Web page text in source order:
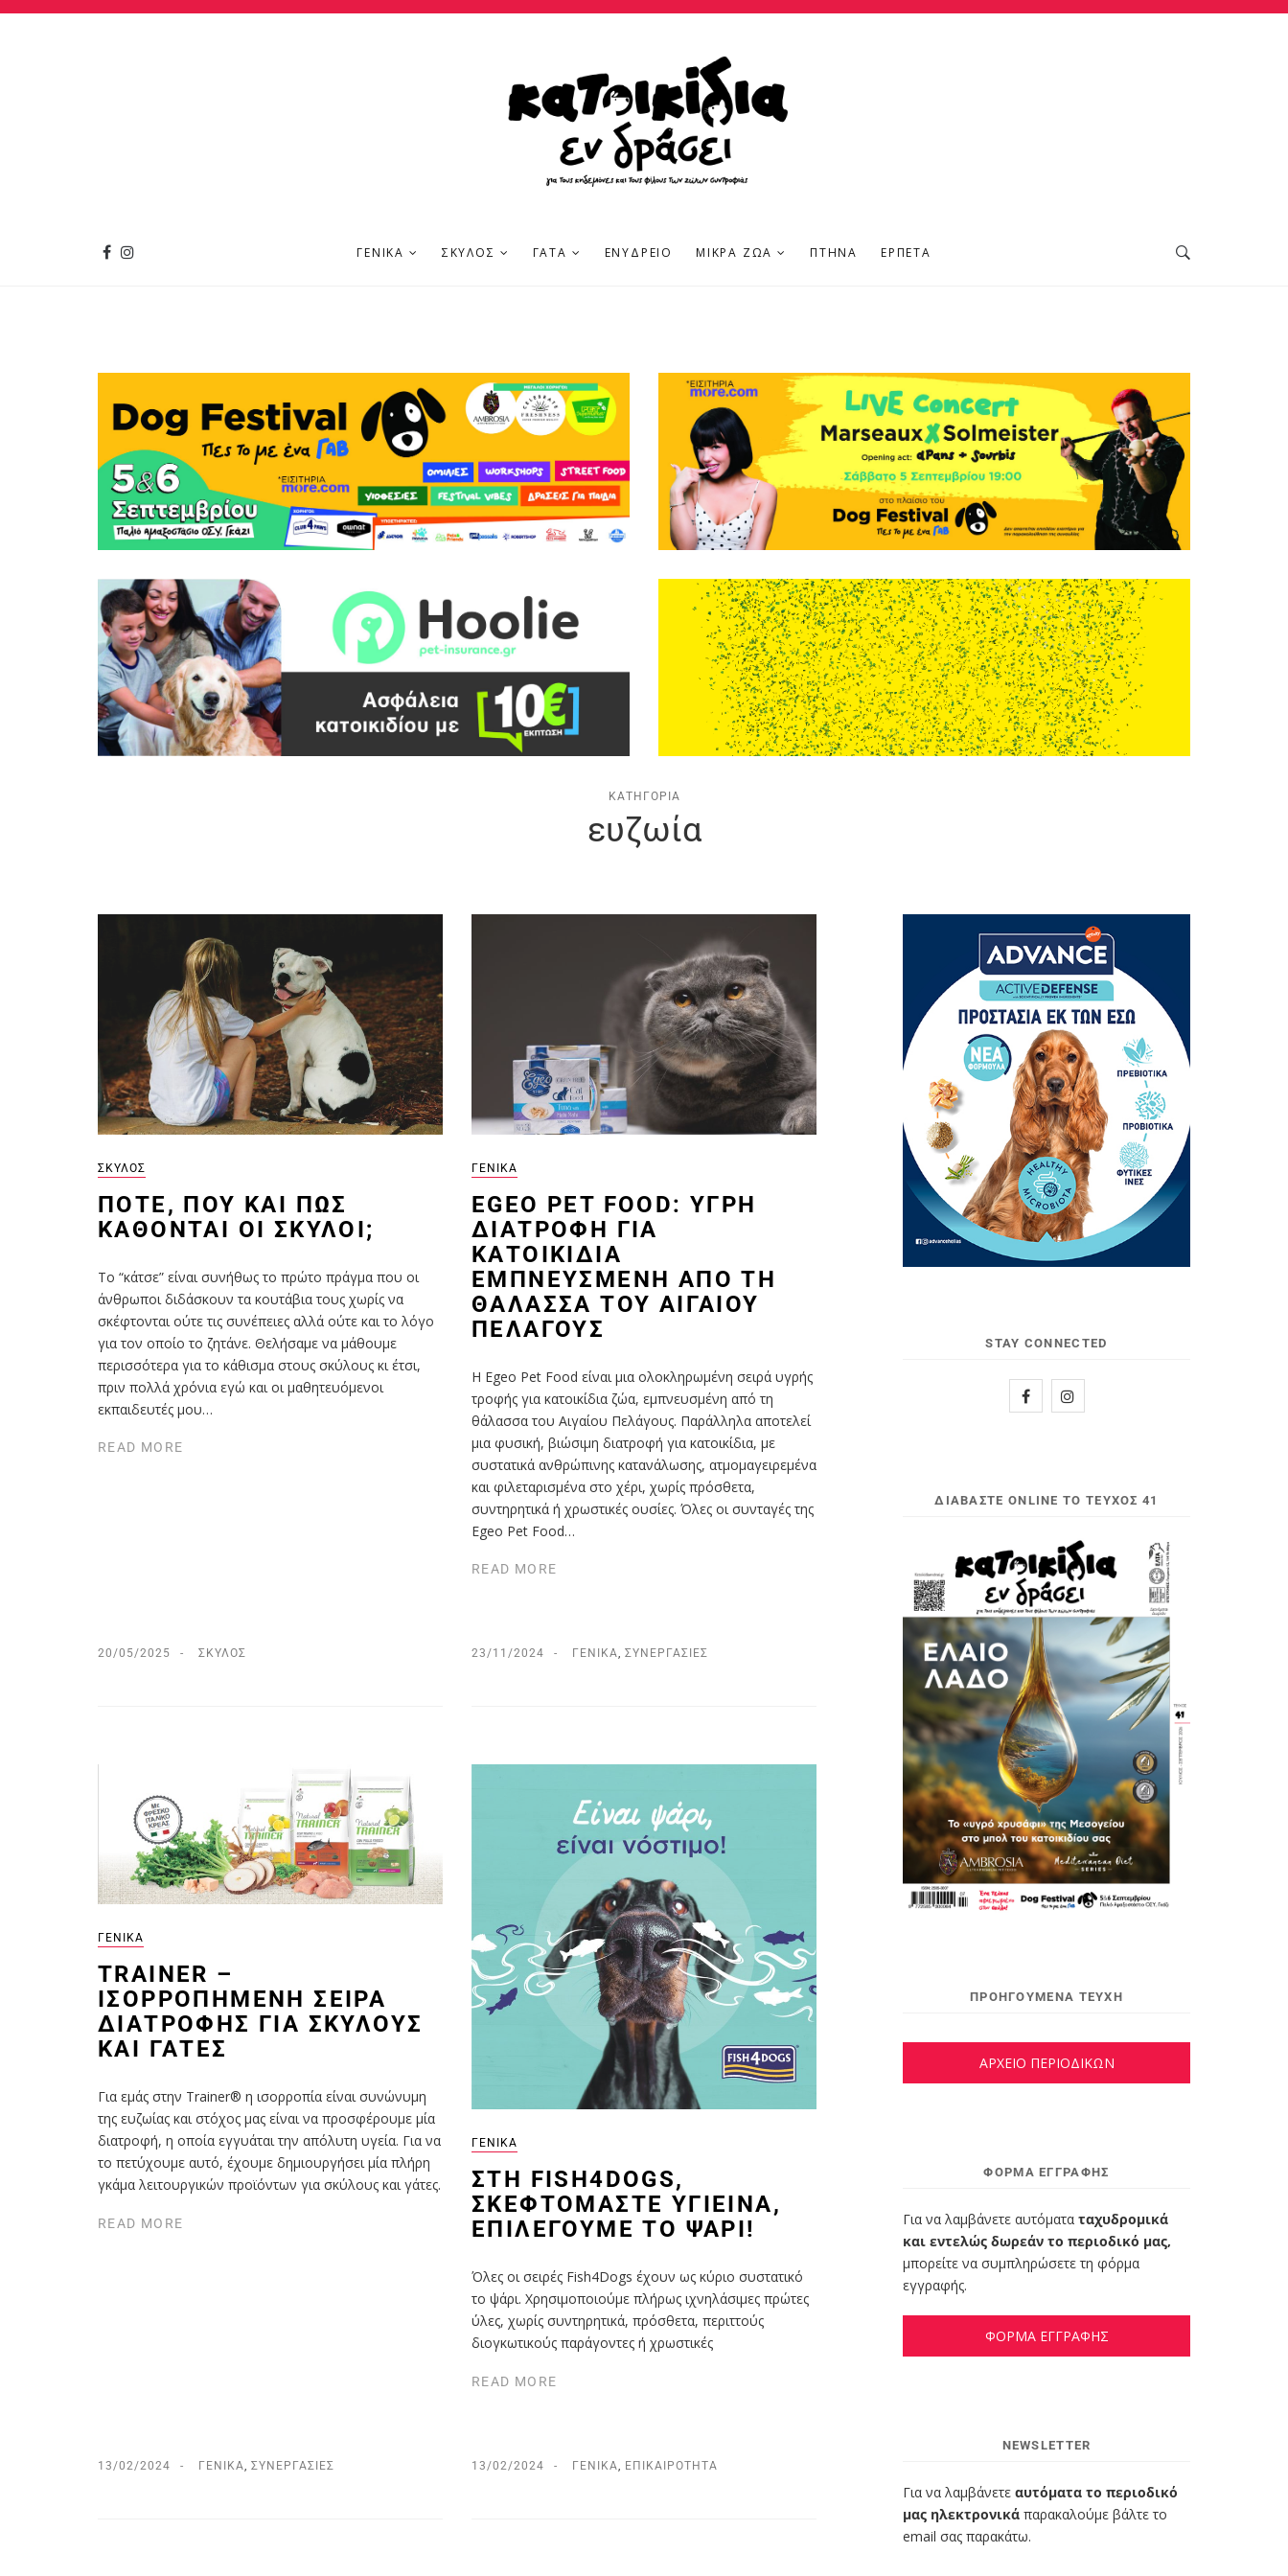
ΓΕΝΙΚΆ ΣΚΎΛΟΣ ΓΆΤΑ ΕΝΥΔΡΕΊΟ ΜΙΚΡΆ ΖΏΑ ΠΤΗΝΆ ΕΡΠΕΤΆ
ΚΑΤΗΓΟΡΊΑ
ευζωία
ΣΚΎΛΟΣ
ΠΌΤΕ, ΠΟΎ ΚΑΙ ΠΏΣ
ΚΆΘΟΝΤΑΙ ΟΙ ΣΚΎΛΟΙ;
Το “κάτσε” είναι συνήθως το πρώτο πράγμα που οι
άνθρωποι διδάσκουν τα κουτάβια τους χωρίς να
σκέφτονται ούτε τις συνέπειες αλλά ούτε και το λόγο
για τον οποίο το ζητάνε. Θελήσαμε να μάθουμε
περισσότερα για το κάθισμα στους σκύλους κι έτσι,
πριν πολλά χρόνια εγώ και οι μαθητευόμενοι
εκπαιδευτές μου…
READ MORE
20/05/2025 ΣΚΎΛΟΣ
ΓΕΝΙΚΆ
EGEO PET FOOD: ΥΓΡΗ
ΔΙΑΤΡΟΦΗ ΓΙΑ
ΚΑΤΟΙΚΙΔΙΑ
ΕΜΠΝΕΥΣΜΕΝΗ ΑΠΟ ΤΗ
ΘΑΛΑΣΣΑ ΤΟΥ ΑΙΓΑΙΟΥ
ΠΕΛΑΓΟΥΣ
Η Egeo Pet Food είναι μια ολοκληρωμένη σειρά υγρής
τροφής για κατοικίδια ζώα, εμπνευσμένη από τη
θάλασσα του Αιγαίου Πελάγους. Παράλληλα αποτελεί
μια φυσική, βιώσιμη διατροφή για κατοικίδια, με
συστατικά ανθρώπινης κατανάλωσης, ατμομαγειρεμένα
και φιλεταρισμένα στο χέρι, χωρίς πρόσθετα,
συντηρητικά ή χρωστικές ουσίες. Όλες οι συνταγές της
Egeo Pet Food…
READ MORE
23/11/2024 ΓΕΝΙΚΆ, ΣΥΝΕΡΓΑΣΊΕΣ
ΓΕΝΙΚΆ
TRAINER –
ΙΣΟΡΡΟΠΗΜΈΝΗ ΣΕΙΡΆ
ΔΙΑΤΡΟΦΉΣ ΓΙΑ ΣΚΎΛΟΥΣ
ΚΑΙ ΓΆΤΕΣ
Για εμάς στην Trainer® η ισορροπία είναι συνώνυμη
της ευζωίας και στόχος μας είναι να προσφέρουμε μία
διατροφή, η οποία εγγυάται την απόλυτη υγεία. Για να
το πετύχουμε αυτό, έχουμε δημιουργήσει μία πλήρη
γκάμα λειτουργικών προϊόντων για σκύλους και γάτες.
READ MORE
13/02/2024 ΓΕΝΙΚΆ, ΣΥΝΕΡΓΑΣΊΕΣ
ΓΕΝΙΚΆ
ΣΤΗ FISH4DOGS,
ΣΚΕΦΤΌΜΑΣΤΕ ΥΓΙΕΙΝΆ,
ΕΠΙΛΈΓΟΥΜΕ ΤΟ ΨΆΡΙ!
Όλες οι σειρές Fish4Dogs έχουν ως κύριο συστατικό
το ψάρι. Χρησιμοποιούμε πλήρως ιχνηλάσιμες πρώτες
ύλες, χωρίς συντηρητικά, πρόσθετα, περιττούς
διογκωτικούς παράγοντες ή χρωστικές
READ MORE
13/02/2024 ΓΕΝΙΚΆ, ΕΠΙΚΑΙΡΌΤΗΤΑ
STAY CONNECTED
ΔΙΑΒΆΣΤΕ ONLINE ΤΟ ΤΕΎΧΟΣ 41
ΠΡΟΗΓΟΥΜΕΝΑ ΤΕΥΧΗ
ΑΡΧΕΙΟ ΠΕΡΙΟΔΙΚΩΝ
ΦΌΡΜΑ ΕΓΓΡΑΦΉΣ
Για να λαμβάνετε αυτόματα ταχυδρομικά
και εντελώς δωρεάν το περιοδικό μας,
μπορείτε να συμπληρώσετε τη φόρμα
εγγραφής.
ΦΟΡΜΑ ΕΓΓΡΑΦΗΣ
NEWSLETTER
Για να λαμβάνετε αυτόματα το περιοδικό
μας ηλεκτρονικά παρακαλούμε βάλτε το
email σας παρακάτω.